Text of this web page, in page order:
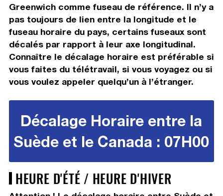
Greenwich comme fuseau de référence. Il n’y a
pas toujours de lien entre la longitude et le
fuseau horaire du pays, certains fuseaux sont
décalés par rapport à leur axe longitudinal.
Connaître le décalage horaire est préférable si
vous faites du télétravail, si vous voyagez ou si
vous voulez appeler quelqu’un à l’étranger.
Décalage Horaire entre la
Suède et le Canada : 07H00
HEURE D'ÉTÉ / HEURE D'HIVER